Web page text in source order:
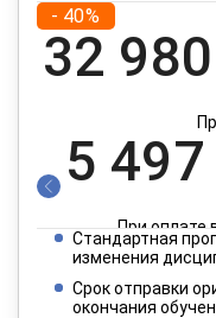
- 40%
32
5 497
При оплате
2
Стандартная
изменения
Срок отправки
окончания